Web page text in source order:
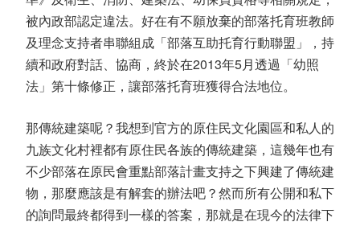
被內政部認定違法。好在有不願放棄的部落托育班教師
及理念支持者串聯組成「部落互助托育行動聯盟」，持
續和政府對話、協商，終於在2013年5月透過「幼照
法」第十條修正，讓部落托育班獲得合法地位。
那傳統建築呢？我想到官方的原住民文化園區和私人的
九族文化村裡都有原住民各族的傳統建築，這幾年也有
不少部落在原民會重點部落計畫支持之下興建了傳統建
物，那麼應該是有解套的辦法吧？然而所有公開和私下
的詢問最終都得到一樣的答案，那就是在現今的法律下